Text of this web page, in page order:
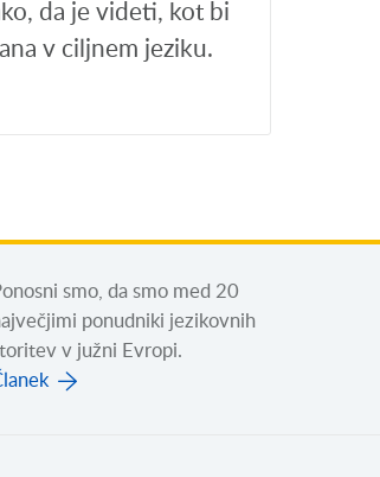
da je videti, kot bi
v ciljnem jeziku.
smo, da smo med 20
ponudniki jezikovnih
v južni Evropi.